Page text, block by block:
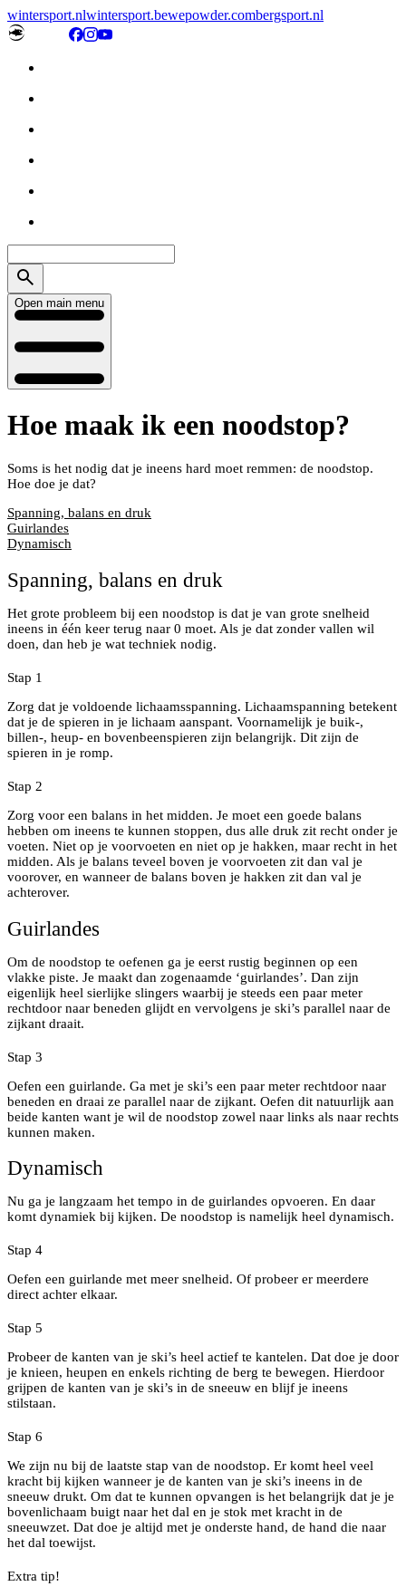
wintersport.nlwintersport.bewepowder.combergsport.nl
Open main menu
Hoe maak ik een noodstop?
Soms is het nodig dat je ineens hard moet remmen: de noodstop.
Hoe doe je dat?
Spanning, balans en druk
Guirlandes
Dynamisch
Spanning, balans en druk
Het grote probleem bij een noodstop is dat je van grote snelheid
ineens in één keer terug naar 0 moet. Als je dat zonder vallen wil
doen, dan heb je wat techniek nodig.
Stap 1
Zorg dat je voldoende lichaamsspanning. Lichaamspanning betekent
dat je de spieren in je lichaam aanspant. Voornamelijk je buik-,
billen-, heup- en bovenbeenspieren zijn belangrijk. Dit zijn de
spieren in je romp.
Stap 2
Zorg voor een balans in het midden. Je moet een goede balans
hebben om ineens te kunnen stoppen, dus alle druk zit recht onder je
voeten. Niet op je voorvoeten en niet op je hakken, maar recht in het
midden. Als je balans teveel boven je voorvoeten zit dan val je
voorover, en wanneer de balans boven je hakken zit dan val je
achterover.
Guirlandes
Om de noodstop te oefenen ga je eerst rustig beginnen op een
vlakke piste. Je maakt dan zogenaamde ‘guirlandes’. Dan zijn
eigenlijk heel sierlijke slingers waarbij je steeds een paar meter
rechtdoor naar beneden glijdt en vervolgens je ski’s parallel naar de
zijkant draait.
Stap 3
Oefen een guirlande. Ga met je ski’s een paar meter rechtdoor naar
beneden en draai ze parallel naar de zijkant. Oefen dit natuurlijk aan
beide kanten want je wil de noodstop zowel naar links als naar rechts
kunnen maken.
Dynamisch
Nu ga je langzaam het tempo in de guirlandes opvoeren. En daar
komt dynamiek bij kijken. De noodstop is namelijk heel dynamisch.
Stap 4
Oefen een guirlande met meer snelheid. Of probeer er meerdere
direct achter elkaar.
Stap 5
Probeer de kanten van je ski’s heel actief te kantelen. Dat doe je door
je knieen, heupen en enkels richting de berg te bewegen. Hierdoor
grijpen de kanten van je ski’s in de sneeuw en blijf je ineens
stilstaan.
Stap 6
We zijn nu bij de laatste stap van de noodstop. Er komt heel veel
kracht bij kijken wanneer je de kanten van je ski’s ineens in de
sneeuw drukt. Om dat te kunnen opvangen is het belangrijk dat je je
bovenlichaam buigt naar het dal en je stok met kracht in de
sneeuwzet. Dat doe je altijd met je onderste hand, de hand die naar
het dal toewijst.
Extra tip!